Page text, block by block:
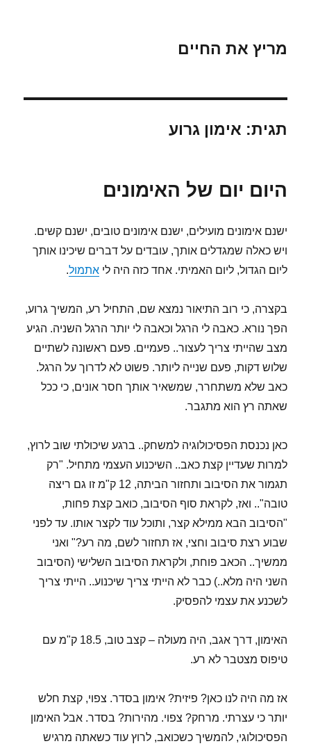
מריץ את החיים
תגית: אימון גרוע
היום יום של האימונים
ישנם אימונים מועילים, ישנם אימונים טובים, ישנם קשים.
ויש כאלה שמגדלים אותך, עובדים על דברים שיכינו אותך
ליום הגדול, ליום האמיתי. אחד כזה היה ליאתמול.
בקצרה, כי רוב התיאור נמצא שם, התחיל רע, המשיך גרוע,
הפך נורא. כאבה לי הרגל וכאבה לי יותר הרגל השניה. הגיע
מצב שהייתי צריך לעצור.. פעמיים. פעם ראשונה לשתיים
שלוש דקות, פעם שנייה ליותר. פשוט לא לדרוך על הרגל.
כאב שלא משתחרר, שמשאיר אותך חסר אונים, כי ככל
שאתה רץ הוא מתגבר.
כאן נכנסת הפסיכולוגיה למשחק.. ברגע שיכולתי שוב לרוץ,
למרות שעדיין קצת כאב.. השיכנוע העצמי מתחיל. "רק
תגמור את הסיבוב ותחזור הביתה, 12 ק"מ זו גם ריצה
טובה".. ואז, לקראת סוף הסיבוב, כואב קצת פחות,
"הסיבוב הבא ממילא קצר, ותוכל עוד לקצר אותו. עד לפני
שבוע רצת סיבוב וחצי, אז תחזור לשם, מה רע?" ואני
ממשיך.. הכאב פוחת, ולקראת הסיבוב השלישי (הסיבוב
השני היה מלא..) כבר לא הייתי צריך שיכנוע.. הייתי צריך
לשכנע את עצמי להפסיק.
האימון, דרך אגב, היה מעולה – קצב טוב, 18.5 ק"מ עם
טיפוס מצטבר לא רע.
אז מה היה לנו כאן? פיזית? אימון בסדר. צפוי, קצת חלש
יותר כי עצרתי. מרחק? צפוי. מהירות? בסדר. אבל האימון
הפסיכולוגי, להמשיך כשכואב, לרוץ עוד כשאתה מרגיש